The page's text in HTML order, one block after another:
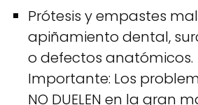
Prótesis y empastes
apiñamiento dental,
o defectos anatómicos.
Importante: Los
NO DUELEN en la gran